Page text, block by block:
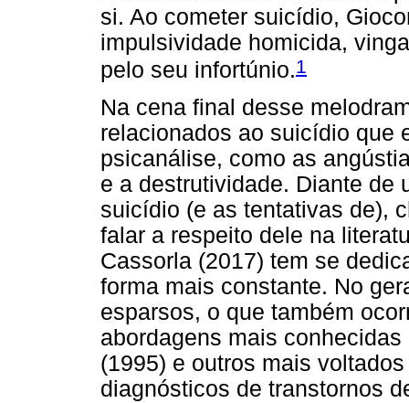
si. Ao cometer suicídio,
impulsividade homicida,
pelo seu infortúnio.1
Na cena final desse
relacionados ao suicídio que
psicanálise, como as
e a destrutividade. Diante de
suicídio (e as tentativas de),
falar a respeito dele na
Cassorla (2017) tem se
forma mais constante. No
esparsos, o que também
abordagens mais
(1995) e outros mais
diagnósticos de transtornos